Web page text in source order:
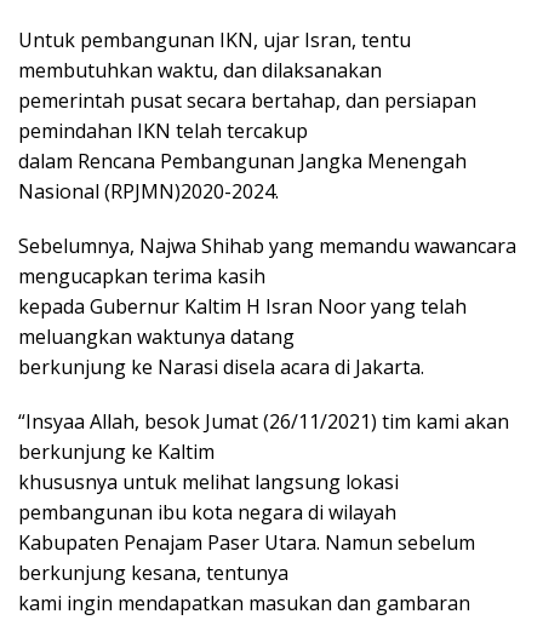
Untuk pembangunan IKN, ujar Isran, tentu
membutuhkan waktu, dan dilaksanakan
pemerintah pusat secara bertahap, dan persiapan
pemindahan IKN telah tercakup
dalam Rencana Pembangunan Jangka Menengah
Nasional (RPJMN)2020-2024.
Sebelumnya, Najwa Shihab yang memandu wawancara
mengucapkan terima kasih
kepada Gubernur Kaltim H Isran Noor yang telah
meluangkan waktunya datang
berkunjung ke Narasi disela acara di Jakarta.
“Insyaa Allah, besok Jumat (26/11/2021) tim kami akan
berkunjung ke Kaltim
khususnya untuk melihat langsung lokasi
pembangunan ibu kota negara di wilayah
Kabupaten Penajam Paser Utara. Namun sebelum
berkunjung kesana, tentunya
kami ingin mendapatkan masukan dan gambaran